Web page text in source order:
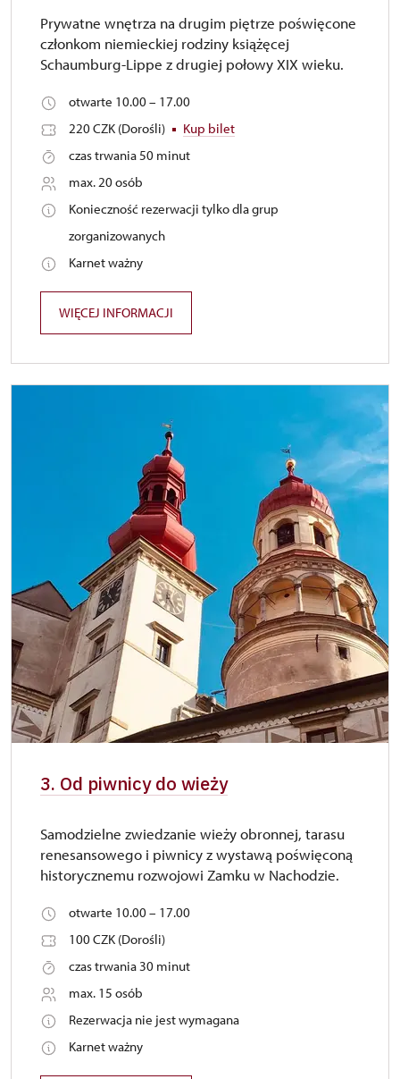
Prywatne wnętrza na drugim piętrze poświęcone
członkom niemieckiej rodziny książęcej
Schaumburg-Lippe z drugiej połowy XIX wieku.
otwarte 10.00 – 17.00
220 CZK (Dorośli)
Kup bilet
czas trwania 50 minut
max. 20 osób
Konieczność rezerwacji tylko dla grup
zorganizowanych
Karnet ważny
WIĘCEJ INFORMACJI
3. Od piwnicy do wieży
Samodzielne zwiedzanie wieży obronnej, tarasu
renesansowego i piwnicy z wystawą poświęconą
historycznemu rozwojowi Zamku w Nachodzie.
otwarte 10.00 – 17.00
100 CZK (Dorośli)
czas trwania 30 minut
max. 15 osób
Rezerwacja nie jest wymagana
Karnet ważny